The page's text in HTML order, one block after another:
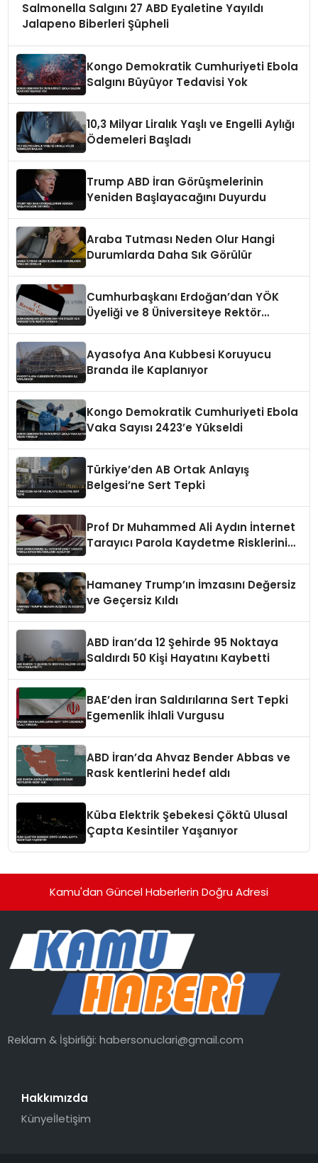
Salmonella Salgını 27 ABD Eyaletine Yayıldı
Jalapeno Biberleri Şüpheli
Kongo Demokratik Cumhuriyeti Ebola
Salgını Büyüyor Tedavisi Yok
10,3 Milyar Liralık Yaşlı ve Engelli Aylığı
Ödemeleri Başladı
Trump ABD İran Görüşmelerinin
Yeniden Başlayacağını Duyurdu
Araba Tutması Neden Olur Hangi
Durumlarda Daha Sık Görülür
Cumhurbaşkanı Erdoğan’dan YÖK
Üyeliği ve 8 Üniversiteye Rektör
Ayasofya Ana Kubbesi Koruyucu
Branda ile Kaplanıyor
Kongo Demokratik Cumhuriyeti Ebola
Vaka Sayısı 2423’e Yükseldi
Türkiye’den AB Ortak Anlayış
Belgesi’ne Sert Tepki
Prof Dr Muhammed Ali Aydın İnternet
Tarayıcı Parola Kaydetme Risklerini
Hamaney Trump’ın İmzasını Değersiz
ve Geçersiz Kıldı
ABD İran’da 12 Şehirde 95 Noktaya
Saldırdı 50 Kişi Hayatını Kaybetti
BAE’den İran Saldırılarına Sert Tepki
Egemenlik İhlali Vurgusu
ABD İran’da Ahvaz Bender Abbas ve
Rask kentlerini hedef aldı
Küba Elektrik Şebekesi Çöktü Ulusal
Çapta Kesintiler Yaşanıyor
Kamu'dan Güncel Haberlerin Doğru Adresi
Reklam & İşbirliği:habersonuclari@gmail.com
Hakkımızda
Künyeİletişim